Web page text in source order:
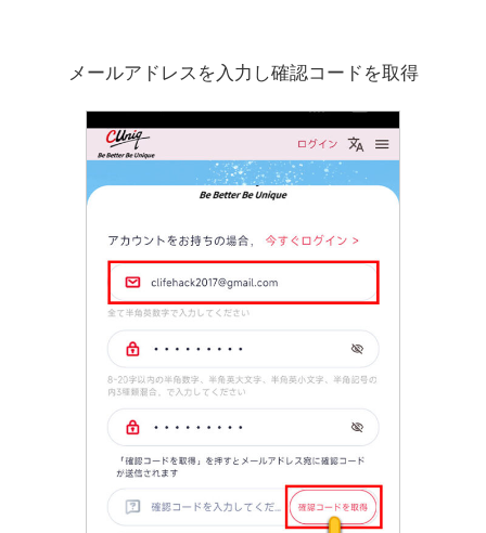
メールアドレスを入力し確認コードを取得